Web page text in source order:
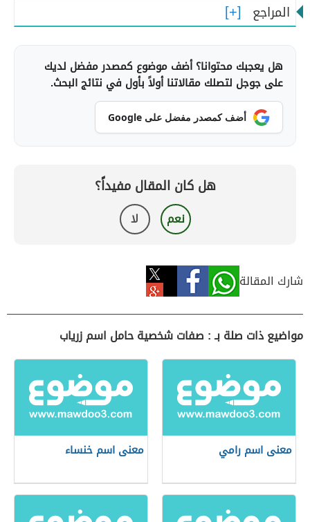
المراجع
هل يعجبك محتوانا؟ أضف موضوع كمصدر مفضل لديك
على جوجل لتصلك مقالاتنا أولاً بأول في نتائج البحث.
أضف كمصدر مفضل على Google
هل كان المقال مفيداً؟
نعم لا
شارك المقالة
مواضيع ذات صلة بـ : صفات شخصية حامل اسم زرياب
معنى اسم رامي معنى اسم خنساء